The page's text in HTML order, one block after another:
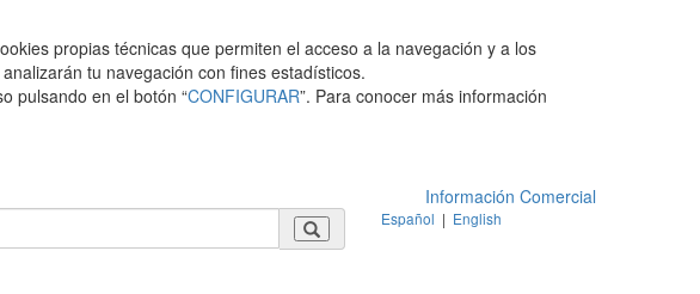
propias técnicas que permiten el acceso a la navegación y a los
tu navegación con fines estadísticos.
pulsando en el botón “CONFIGURAR”. Para conocer más información
Información Comercial
Español | English